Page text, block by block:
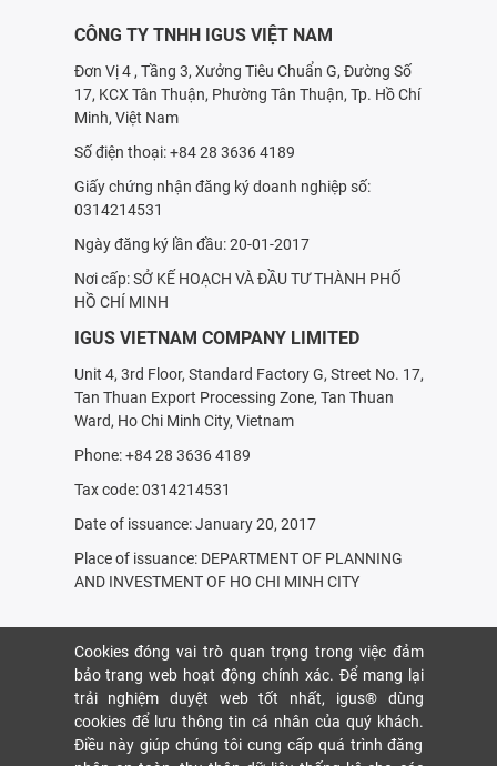
CÔNG TY TNHH IGUS VIỆT NAM
Đơn Vị 4 , Tầng 3, Xưởng Tiêu Chuẩn G, Đường Số
17, KCX Tân Thuận, Phường Tân Thuận, Tp. Hồ Chí
Minh, Việt Nam
Số điện thoại: +84 28 3636 4189
Giấy chứng nhận đăng ký doanh nghiệp số:
0314214531
Ngày đăng ký lần đầu: 20-01-2017
Nơi cấp: SỞ KẾ HOẠCH VÀ ÐẦU TƯ THÀNH PHỐ
HỒ CHÍ MINH
IGUS VIETNAM COMPANY LIMITED
Unit 4, 3rd Floor, Standard Factory G, Street No. 17,
Tan Thuan Export Processing Zone, Tan Thuan
Ward, Ho Chi Minh City, Vietnam
Phone: +84 28 3636 4189
Tax code: 0314214531
Date of issuance: January 20, 2017
Place of issuance: DEPARTMENT OF PLANNING
AND INVESTMENT OF HO CHI MINH CITY
Cookies đóng vai trò quan trọng trong việc đảm
bảo trang web hoạt động chính xác. Để mang lại
trải nghiệm duyệt web tốt nhất, igus® dùng
cookies để lưu thông tin cá nhân của quý khách.
Điều này giúp chúng tôi cung cấp quá trình đăng